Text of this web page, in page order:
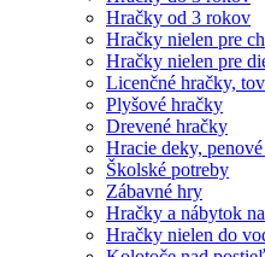
Hračky od 3 rokov
Hračky nielen pre
Hračky nielen pre
Licenčné hračky,
Plyšové hračky
Drevené hračky
Hracie deky,
Školské potreby
Zábavné hry
Hračky a nábytok
Hračky nielen do